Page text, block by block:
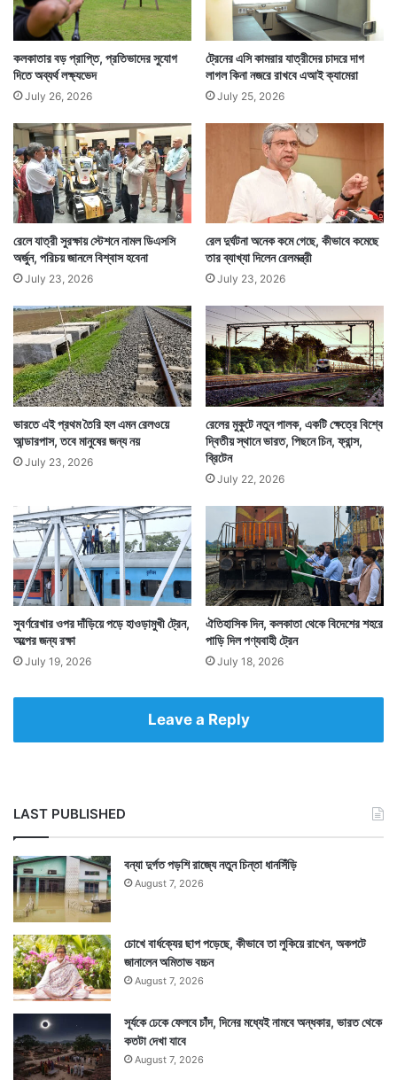
কলকাতার বড় প্রাপ্তি, প্রতিভাদের সুযোগ
দিতে অব্যর্থ লক্ষ্যভেদ
July 26, 2026
ট্রেনের এসি কামরার যাত্রীদের চাদরে দাগ
লাগল কিনা নজরে রাখবে এআই ক্যামেরা
July 25, 2026
রেলে যাত্রী সুরক্ষায় স্টেশনে নামল ডিএসসি
অর্জুন, পরিচয় জানলে বিশ্বাস হবেনা
July 23, 2026
রেল দুর্ঘটনা অনেক কমে গেছে, কীভাবে কমেছে
তার ব্যাখ্যা দিলেন রেলমন্ত্রী
July 23, 2026
ভারতে এই প্রথম তৈরি হল এমন রেলওয়ে
আন্ডারপাস, তবে মানুষের জন্য নয়
July 23, 2026
রেলের মুকুটে নতুন পালক, একটি ক্ষেত্রে বিশ্বে
দ্বিতীয় স্থানে ভারত, পিছনে চিন, ফ্রান্স,
ব্রিটেন
July 22, 2026
সুবর্ণরেখার ওপর দাঁড়িয়ে পড়ে হাওড়ামুখী ট্রেন,
অল্পের জন্য রক্ষা
July 19, 2026
ঐতিহাসিক দিন, কলকাতা থেকে বিদেশের শহরে
পাড়ি দিল পণ্যবাহী ট্রেন
July 18, 2026
Leave a Reply
LAST PUBLISHED
বন্যা দুর্গত পড়শি রাজ্যে নতুন চিন্তা ধানসিঁড়ি
August 7, 2026
চোখে বার্ধক্যের ছাপ পড়েছে, কীভাবে তা লুকিয়ে রাখেন, অকপটে
জানালেন অমিতাভ বচ্চন
August 7, 2026
সূর্যকে ঢেকে ফেলবে চাঁদ, দিনের মধ্যেই নামবে অন্ধকার, ভারত থেকে
কতটা দেখা যাবে
August 7, 2026